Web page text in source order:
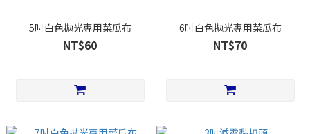
5吋白色拋光專用菜瓜布
NT$60
6吋白色拋光專用菜瓜布
NT$70